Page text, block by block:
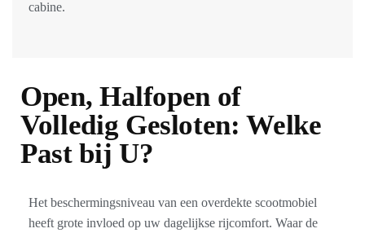
cabine.
Open, Halfopen of
Volledig Gesloten: Welke
Past bij U?
Het beschermingsniveau van een overdekte scootmobiel
heeft grote invloed op uw dagelijkse rijcomfort. Waar de